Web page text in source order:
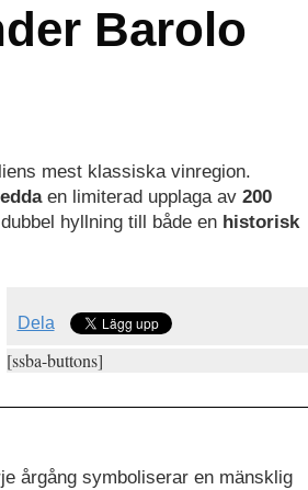
Barolo
mest klassiska vinregion.
en limiterad upplaga av 200
hyllning till både en historisk
Dela
[ssba-buttons]
årgång symboliserar en mänsklig